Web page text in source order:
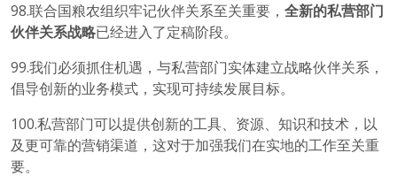
98.联合国粮农组织牢记伙伴关系至关重要， 全新的私营部门
伙伴关系战略已经进入了定稿阶段。
99.我们必须抓住机遇，与私营部门实体建立战略伙伴关系，
倡导创新的业务模式，实现可持续发展目标。
100.私营部门可以提供创新的工具、资源、知识和技术，以
及更可靠的营销渠道，这对于加强我们在实地的工作至关重
要。